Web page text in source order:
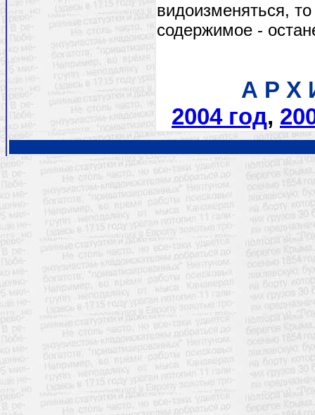
видоизменяться,
содержимое -
А Р
2004 год,